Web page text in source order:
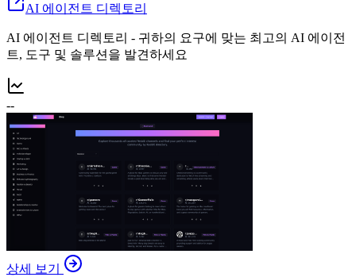
AI 에이전트 디렉토리
AI 에이전트 디렉토리 - 귀하의 요구에 맞는 최고의 AI 에이전
트, 도구 및 솔루션을 발견하세요
--
상세 보기